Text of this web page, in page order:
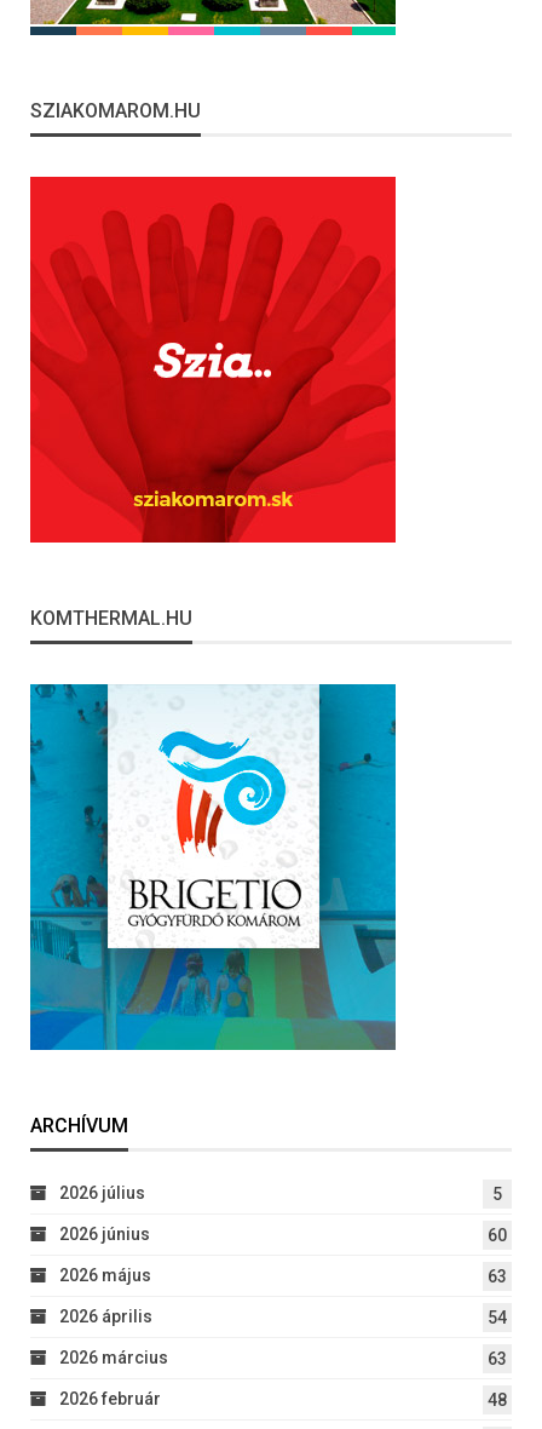
SZIAKOMAROM.HU
KOMTHERMAL.HU
ARCHÍVUM
2026 július 5
2026 június 60
2026 május 63
2026 április 54
2026 március 63
2026 február 48